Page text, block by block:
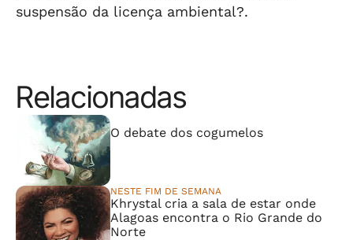
suspensão da licença ambiental?.
Relacionadas
O debate dos cogumelos
NESTE FIM DE SEMANA
Khrystal cria a sala de estar onde
Alagoas encontra o Rio Grande do
Norte